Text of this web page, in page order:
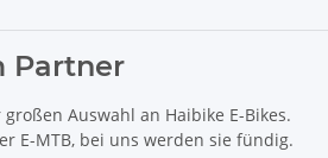
Partner
Auswahl an Haibike E-Bikes.
E-MTB, bei uns werden sie fündig.